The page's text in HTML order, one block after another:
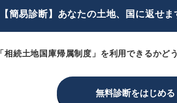
【簡易診断】あなたの土地、国に返せま
「相続土地国庫帰属制度」を利用できるかど
無料診断をはじめる